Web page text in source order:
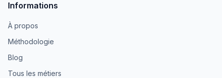
Informations
À propos
Méthodologie
Blog
Tous les métiers